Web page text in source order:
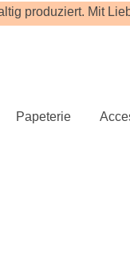
produziert. Mit
Papeterie